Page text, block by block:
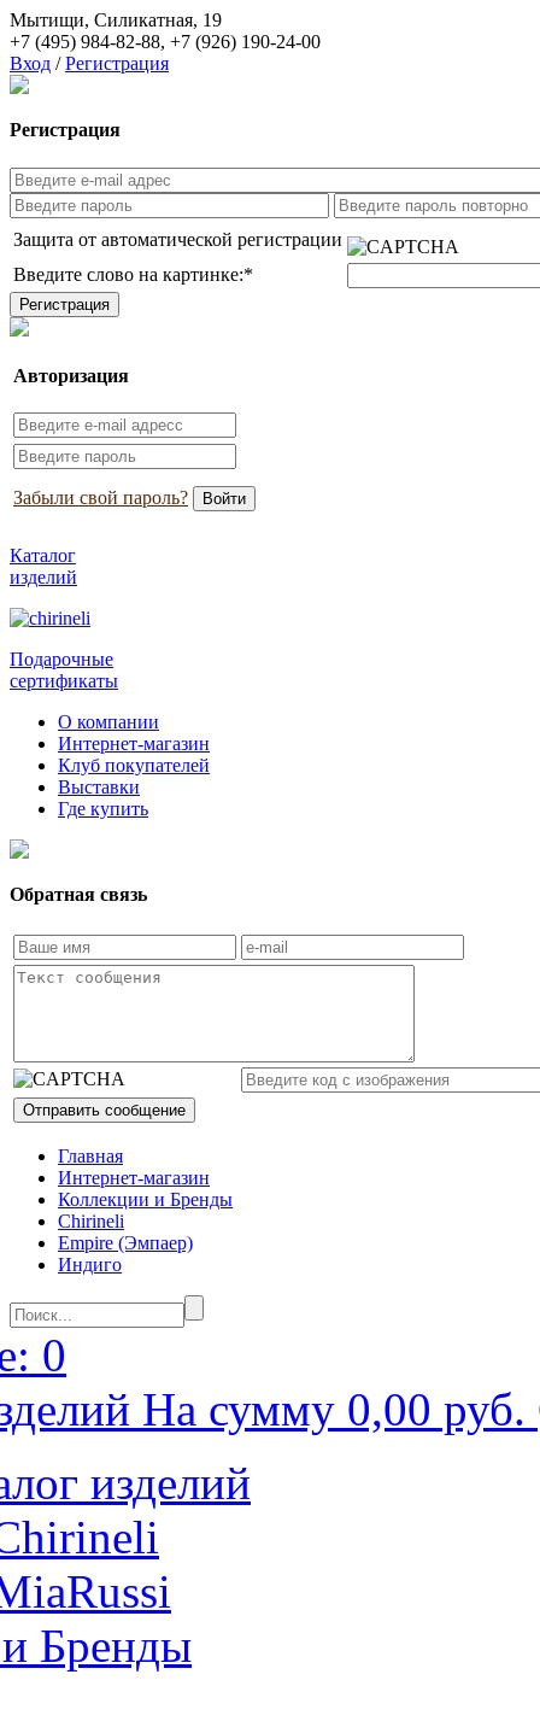
Мытищи, Силикатная, 19
+7 (495) 984-82-88, +7 (926) 190-24-00
Вход / Регистрация
Регистрация
Защита от автоматической регистрации
Введите слово на картинке:*
Авторизация
Забыли свой пароль?
Каталог
изделий
Подарочные
сертификаты
О компании
Интернет-магазин
Клуб покупателей
Выставки
Где купить
Обратная связь
Главная
Интернет-магазин
Коллекции и Бренды
Chirineli
Empire (Эмпаер)
Индиго
0
На сумму 0,00 руб.
изделий
Бренды